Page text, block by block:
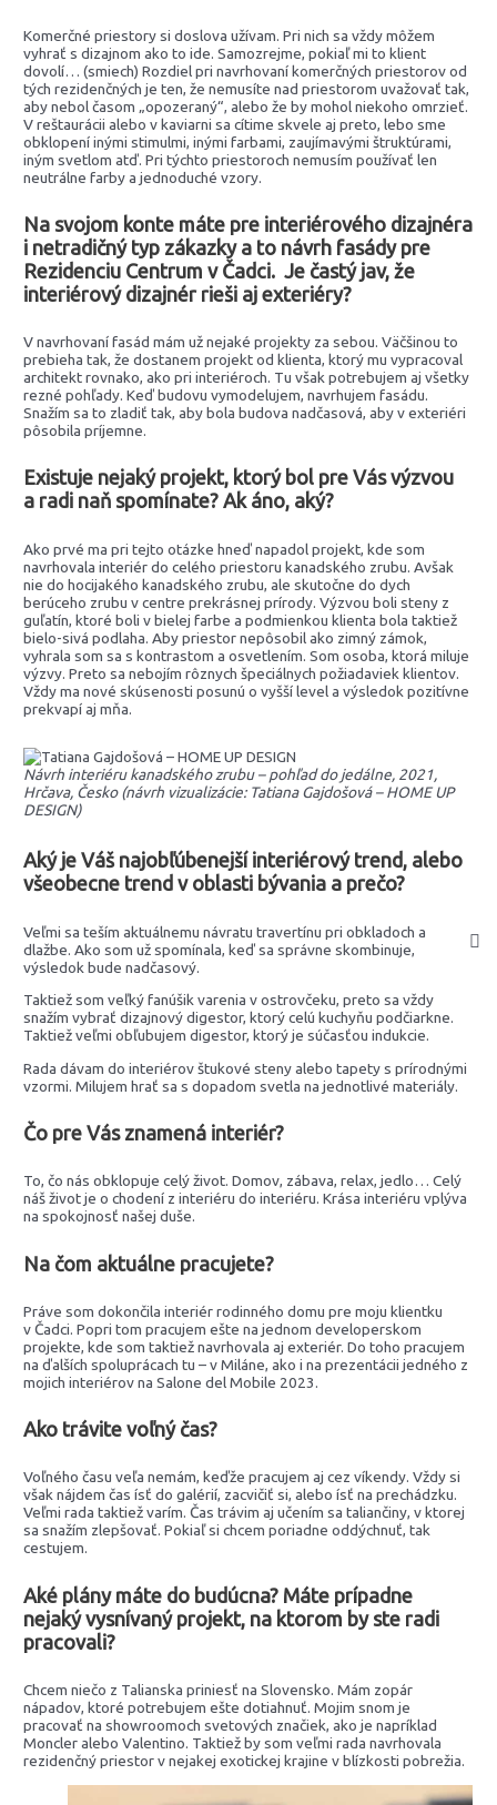
Komerčné priestory si doslova užívam. Pri nich sa vždy môžem
vyhrať s dizajnom ako to ide. Samozrejme, pokiaľ mi to klient
dovolí… (smiech) Rozdiel pri navrhovaní komerčných priestorov od
tých rezidenčných je ten, že nemusíte nad priestorom uvažovať tak,
aby nebol časom „opozeraný“, alebo že by mohol niekoho omrzieť.
V reštaurácii alebo v kaviarni sa cítime skvele aj preto, lebo sme
obklopení inými stimulmi, inými farbami, zaujímavými štruktúrami,
iným svetlom atď. Pri týchto priestoroch nemusím používať len
neutrálne farby a jednoduché vzory.
Na svojom konte máte pre interiérového dizajnéra
i netradičný typ zákazky a to návrh fasády pre
Rezidenciu Centrum v Čadci. Je častý jav, že
interiérový dizajnér rieši aj exteriéry?
V navrhovaní fasád mám už nejaké projekty za sebou. Väčšinou to
prebieha tak, že dostanem projekt od klienta, ktorý mu vypracoval
architekt rovnako, ako pri interiéroch. Tu však potrebujem aj všetky
rezné pohľady. Keď budovu vymodelujem, navrhujem fasádu.
Snažím sa to zladiť tak, aby bola budova nadčasová, aby v exteriéri
pôsobila príjemne.
Existuje nejaký projekt, ktorý bol pre Vás výzvou
a radi naň spomínate? Ak áno, aký?
Ako prvé ma pri tejto otázke hneď napadol projekt, kde som
navrhovala interiér do celého priestoru kanadského zrubu. Avšak
nie do hocijakého kanadského zrubu, ale skutočne do dych
berúceho zrubu v centre prekrásnej prírody. Výzvou boli steny z
guľatín, ktoré boli v bielej farbe a podmienkou klienta bola taktiež
bielo-sivá podlaha. Aby priestor nepôsobil ako zimný zámok,
vyhrala som sa s kontrastom a osvetlením. Som osoba, ktorá miluje
výzvy. Preto sa nebojím rôznych špeciálnych požiadaviek klientov.
Vždy ma nové skúsenosti posunú o vyšší level a výsledok pozitívne
prekvapí aj mňa.
Návrh interiéru kanadského zrubu – pohľad do jedálne, 2021,
Hrčava, Česko (návrh vizualizácie: Tatiana Gajdošová – HOME UP
DESIGN)
Aký je Váš najobľúbenejší interiérový trend, alebo
všeobecne trend v oblasti bývania a prečo?
Veľmi sa teším aktuálnemu návratu travertínu pri obkladoch a
dlažbe. Ako som už spomínala, keď sa správne skombinuje,
výsledok bude nadčasový.
Taktiež som veľký fanúšik varenia v ostrovčeku, preto sa vždy
snažím vybrať dizajnový digestor, ktorý celú kuchyňu podčiarkne.
Taktiež veľmi obľubujem digestor, ktorý je súčasťou indukcie.
Rada dávam do interiérov štukové steny alebo tapety s prírodnými
vzormi. Milujem hrať sa s dopadom svetla na jednotlivé materiály.
Čo pre Vás znamená interiér?
To, čo nás obklopuje celý život. Domov, zábava, relax, jedlo… Celý
náš život je o chodení z interiéru do interiéru. Krása interiéru vplýva
na spokojnosť našej duše.
Na čom aktuálne pracujete?
Práve som dokončila interiér rodinného domu pre moju klientku
v Čadci. Popri tom pracujem ešte na jednom developerskom
projekte, kde som taktiež navrhovala aj exteriér. Do toho pracujem
na ďalších spoluprácach tu – v Miláne, ako i na prezentácii jedného z
mojich interiérov na Salone del Mobile 2023.
Ako trávite voľný čas?
Voľného času veľa nemám, keďže pracujem aj cez víkendy. Vždy si
však nájdem čas ísť do galérií, zacvičiť si, alebo ísť na prechádzku.
Veľmi rada taktiež varím. Čas trávim aj učením sa taliančiny, v ktorej
sa snažím zlepšovať. Pokiaľ si chcem poriadne oddýchnuť, tak
cestujem.
Aké plány máte do budúcna? Máte prípadne
nejaký vysnívaný projekt, na ktorom by ste radi
pracovali?
Chcem niečo z Talianska priniesť na Slovensko. Mám zopár
nápadov, ktoré potrebujem ešte dotiahnuť. Mojim snom je
pracovať na showroomoch svetových značiek, ako je napríklad
Moncler alebo Valentino. Taktiež by som veľmi rada navrhovala
rezidenčný priestor v nejakej exotickej krajine v blízkosti pobrežia.